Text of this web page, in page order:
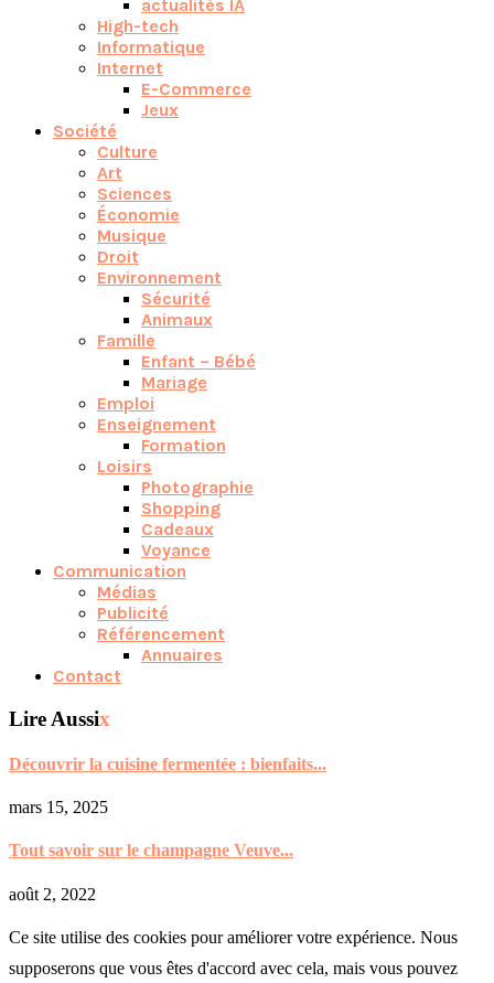
actualités IA
High-tech
Informatique
Internet
E-Commerce
Jeux
Société
Culture
Art
Sciences
Économie
Musique
Droit
Environnement
Sécurité
Animaux
Famille
Enfant – Bébé
Mariage
Emploi
Enseignement
Formation
Loisirs
Photographie
Shopping
Cadeaux
Voyance
Communication
Médias
Publicité
Référencement
Annuaires
Contact
Lire Aussix
Découvrir la cuisine fermentée : bienfaits...
mars 15, 2025
Tout savoir sur le champagne Veuve...
août 2, 2022
Ce site utilise des cookies pour améliorer votre expérience. Nous
supposerons que vous êtes d'accord avec cela, mais vous pouvez